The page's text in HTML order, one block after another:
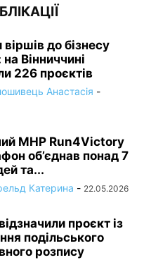
віршів до бізнесу
Вінниччині
226 проєктів
Анастасія -
MHP Run4Victory
об’єднав понад 7
та...
Катерина - 22.05.2026
проєкт із
подільського
розпису